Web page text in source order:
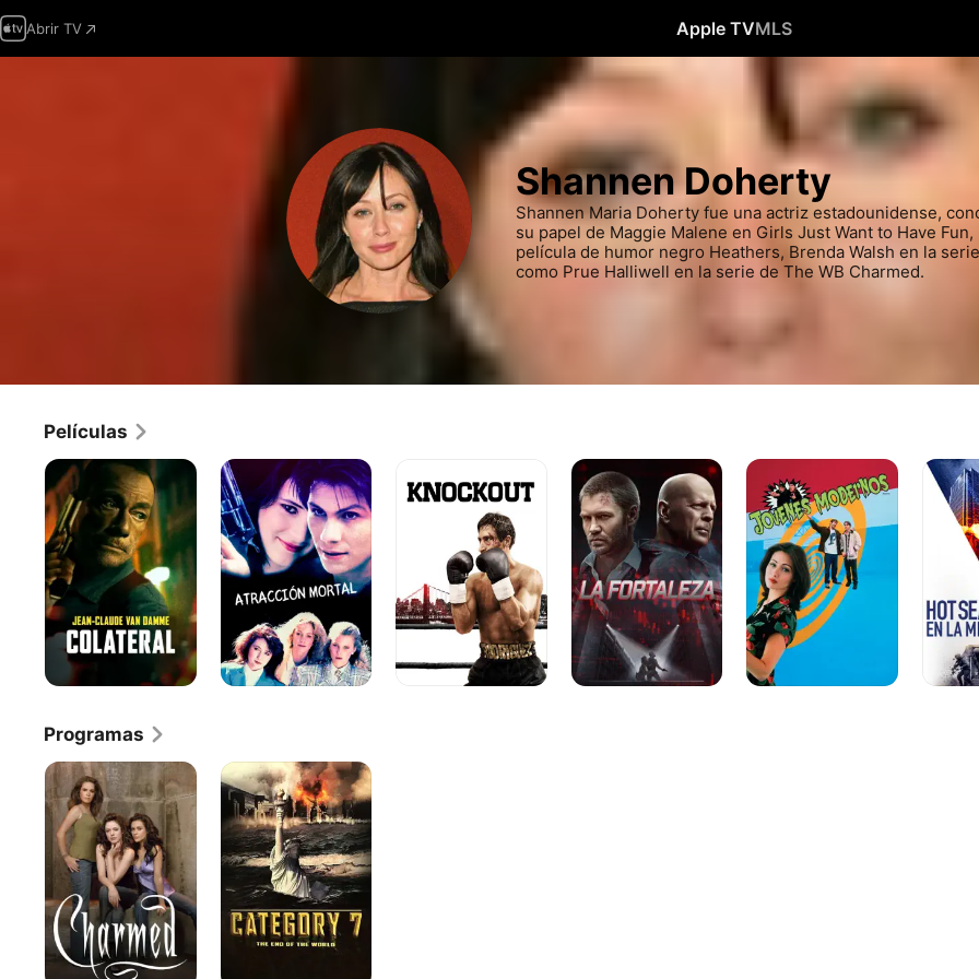
Abrir TV Apple TVMLS
Shannen Doherty
Shannen Maria Doherty fue una actriz estadounidense,
su papel de Maggie Malene en Girls Just Want to Have
película de humor negro Heathers, Brenda Walsh en la
como Prue Halliwell en la serie de The WB Charmed.
Películas
Darkness
of
Man
Atracción
Mortal
La
fortaleza
Jovenes
modernos
Hot
Seat:
Programas
Charmed
Categoría
7:
El
Fin
del
Mundo